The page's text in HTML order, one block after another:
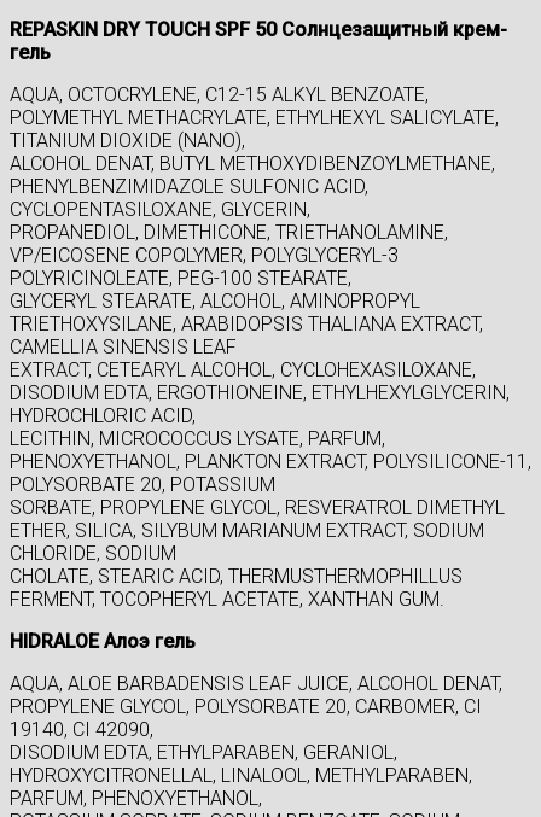
REPASKIN DRY TOUCH SPF 50 Солнцезащитный крем-
гель
AQUA, OCTOCRYLENE, C12-15 ALKYL BENZOATE,
POLYMETHYL METHACRYLATE, ETHYLHEXYL SALICYLATE,
TITANIUM DIOXIDE (NANO),
ALCOHOL DENAT, BUTYL METHOXYDIBENZOYLMETHANE,
PHENYLBENZIMIDAZOLE SULFONIC ACID,
CYCLOPENTASILOXANE, GLYCERIN,
PROPANEDIOL, DIMETHICONE, TRIETHANOLAMINE,
VP/EICOSENE COPOLYMER, POLYGLYCERYL-3
POLYRICINOLEATE, PEG-100 STEARATE,
GLYCERYL STEARATE, ALCOHOL, AMINOPROPYL
TRIETHOXYSILANE, ARABIDOPSIS THALIANA EXTRACT,
CAMELLIA SINENSIS LEAF
EXTRACT, CETEARYL ALCOHOL, CYCLOHEXASILOXANE,
DISODIUM EDTA, ERGOTHIONEINE, ETHYLHEXYLGLYCERIN,
HYDROCHLORIC ACID,
LECITHIN, MICROCOCCUS LYSATE, PARFUM,
PHENOXYETHANOL, PLANKTON EXTRACT, POLYSILICONE-11,
POLYSORBATE 20, POTASSIUM
SORBATE, PROPYLENE GLYCOL, RESVERATROL DIMETHYL
ETHER, SILICA, SILYBUM MARIANUM EXTRACT, SODIUM
CHLORIDE, SODIUM
CHOLATE, STEARIC ACID, THERMUSTHERMOPHILLUS
FERMENT, TOCOPHERYL ACETATE, XANTHAN GUM.
HIDRALOE Алоэ гель
AQUA, ALOE BARBADENSIS LEAF JUICE, ALCOHOL DENAT,
PROPYLENE GLYCOL, POLYSORBATE 20, CARBOMER, CI
19140, CI 42090,
DISODIUM EDTA, ETHYLPARABEN, GERANIOL,
HYDROXYCITRONELLAL, LINALOOL, METHYLPARABEN,
PARFUM, PHENOXYETHANOL,